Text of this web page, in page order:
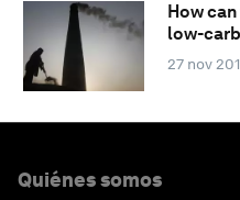
How
low-
27 nov
Quiénes somos